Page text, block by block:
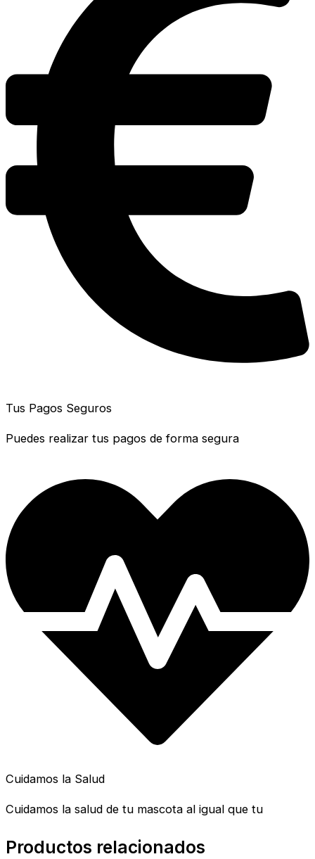
Tus Pagos Seguros
Puedes realizar tus pagos de forma segura
Cuidamos la Salud
Cuidamos la salud de tu mascota al igual que tu
Productos relacionados